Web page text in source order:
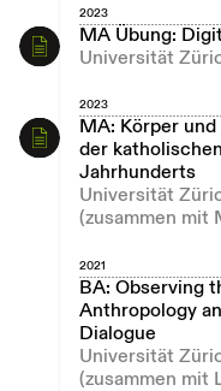
2023
MA Übung:
Universität
2023
MA: Körper
der
Jahrhunderts
Universität
(zusammen mit
2021
BA: Observing
Anthropology
Dialogue
Universität
(zusammen mit